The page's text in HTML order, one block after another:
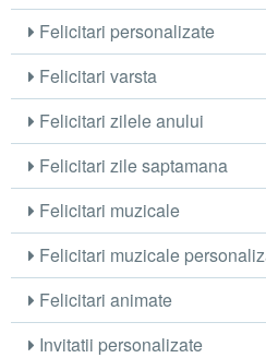
Felicitari personalizate
Felicitari varsta
Felicitari zilele anului
Felicitari zile saptamana
Felicitari muzicale
Felicitari muzicale
Felicitari animate
Invitatii personalizate